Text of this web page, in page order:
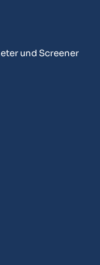
und Screener